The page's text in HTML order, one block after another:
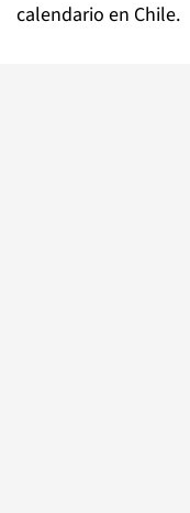
calendario en Chile.